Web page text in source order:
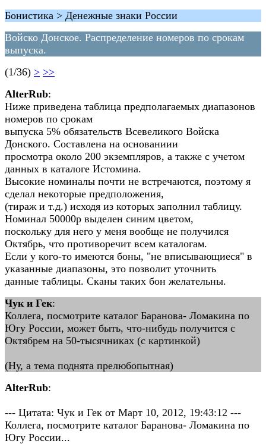
Бонистика > Денежные знаки России
Войско Донское. Распределение номеров по срокам
выпуска.
(1/36) > >>
AlterRub:
Ниже приведена таблица предполагаемых диапазонов
номеров по срокам
выпуска 5% обязательств Всевеликого Войска
Донского. Составлена на основаниии
просмотра около 200 экземпляров, а также с учетом
данных в каталоге Истомина.
Высокие номиналы почти не встречаются, поэтому я
сделал некоторые предположения,
(тираж и т.д.) исходя из которых заполнил таблицу.
Номинал 50000р выделен синим цветом,
поскольку для него у меня вообще не получился
Октябрь, что противоречит всем каталогам.
Если у кого-то имеются боны, "не вписывающиеся" в
указанные диапазоны, это позволит уточнить
данные таблицы. Сканы таких бон желательны.
Чук и Гек:
Коллега, посмотрите каталог Баранова- Ломакина по
Югу России, может быть, что-нибудь получится с
Октябрем на 50-тысячниках (с картинкой)
(Ну, а тема поднята прелюбопытная)
AlterRub:
--- Цитата: Чук и Гек от Март 10, 2012, 19:43:12 ---
Коллега, посмотрите каталог Баранова- Ломакина по
Югу России...